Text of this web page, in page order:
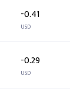
-0.41
USD
-0.29
USD